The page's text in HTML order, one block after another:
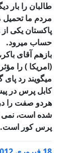
طالبان را بار
مردم ما تحمیل
پاکستان یکی
حساب میرود.
بازهم آقای
(امریکا ) را
میگویند رد
کابل پرس در
هردو صفت را
شده است، نمی
پرس کور است.